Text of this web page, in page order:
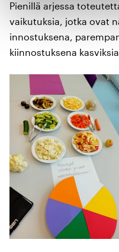
Pienillä arjessa
vaikutuksia, jotka ovat
innostuksena,
kiinnostuksena